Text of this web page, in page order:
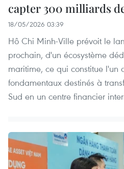
capter 300 milliards
18/05/2026 03:39
Hô Chi Minh-Ville prévoit le
prochain, d'un écosystème
maritime, ce qui constitue l'un
fondamentaux destinés à
Sud en un centre financier